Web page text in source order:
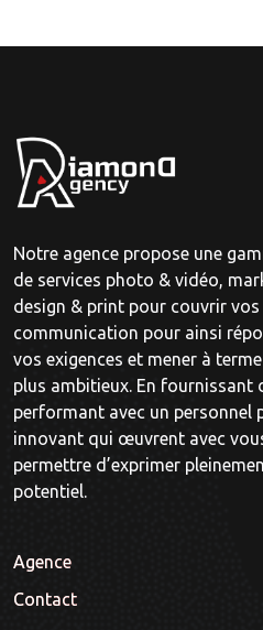
Notre agence propose une
de services photo & vidéo,
design & print pour couvrir vos
communication pour ainsi
vos exigences et mener à
plus ambitieux. En fournissant
performant avec un personnel
innovant qui œuvrent avec
permettre d’exprimer
potentiel.
Agence
Contact